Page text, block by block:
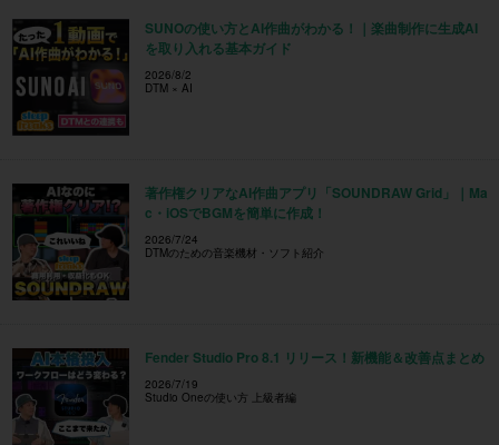
SUNOの使い方とAI作曲がわかる！｜楽曲制作に生成AI
を取り入れる基本ガイド
2026/8/2
DTM × AI
著作権クリアなAI作曲アプリ「SOUNDRAW Grid」｜Ma
c・iOSでBGMを簡単に作成！
2026/7/24
DTMのための音楽機材・ソフト紹介
Fender Studio Pro 8.1 リリース！新機能＆改善点まとめ
2026/7/19
Studio Oneの使い方 上級者編